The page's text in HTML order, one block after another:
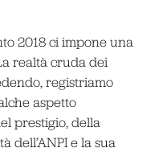
2018 ci impone una
realtà cruda dei
registriamo
aspetto
prestigio, della
dell’ANPI e la sua